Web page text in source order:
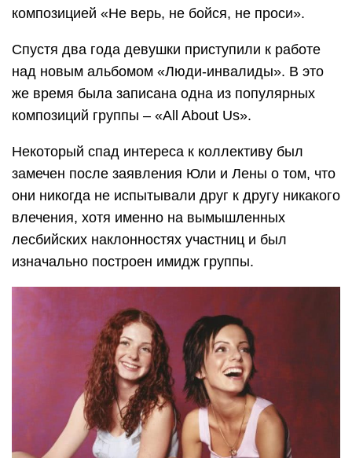
композицией «Не верь, не бойся, не проси».
Спустя два года девушки приступили к работе
над новым альбомом «Люди-инвалиды». В это
же время была записана одна из популярных
композиций группы – «All About Us».
Некоторый спад интереса к коллективу был
замечен после заявления Юли и Лены о том, что
они никогда не испытывали друг к другу никакого
влечения, хотя именно на вымышленных
лесбийских наклонностях участниц и был
изначально построен имидж группы.